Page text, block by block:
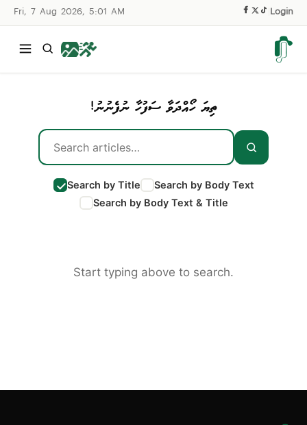
Fri, 7 Aug 2026, 5:01 AM Login
ތިޔަ ހޯއްދަވާ ސަފުހާ ނުފެނުނު!
Search by Title
Search by Body Text
Search by Body Text & Title
Start typing above to search.